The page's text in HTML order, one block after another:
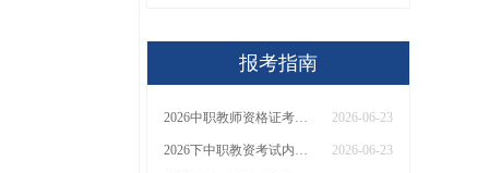
报考指南
2026中职教师资格证考哪些 2026-06-23
2026下中职教资考试内容有什么科目和内容 2026-06-23